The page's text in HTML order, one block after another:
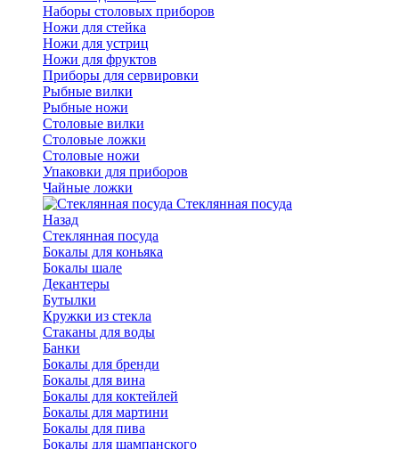
Наборы столовых приборов
Ножи для стейка
Ножи для устриц
Ножи для фруктов
Приборы для сервировки
Рыбные вилки
Рыбные ножи
Столовые вилки
Столовые ложки
Столовые ножи
Упаковки для приборов
Чайные ложки
Стеклянная посуда
Назад
Стеклянная посуда
Бокалы для коньяка
Бокалы шале
Декантеры
Бутылки
Кружки из стекла
Стаканы для воды
Банки
Бокалы для бренди
Бокалы для вина
Бокалы для коктейлей
Бокалы для мартини
Бокалы для пива
Бокалы для шампанского